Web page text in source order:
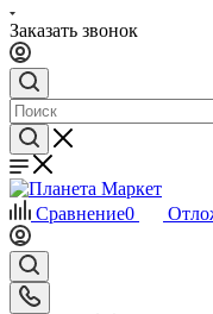
Заказать звонок
Сравнение0